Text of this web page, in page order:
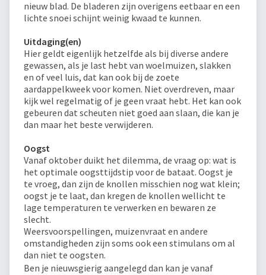
nieuw blad. De bladeren zijn overigens eetbaar en een
lichte snoei schijnt weinig kwaad te kunnen.
Uitdaging(en)
Hier geldt eigenlijk hetzelfde als bij diverse andere
gewassen, als je last hebt van woelmuizen, slakken
en of veel luis, dat kan ook bij de zoete
aardappelkweek voor komen. Niet overdreven, maar
kijk wel regelmatig of je geen vraat hebt. Het kan ook
gebeuren dat scheuten niet goed aan slaan, die kan je
dan maar het beste verwijderen.
Oogst
Vanaf oktober duikt het dilemma, de vraag op: wat is
het optimale oogsttijdstip voor de bataat. Oogst je
te vroeg, dan zijn de knollen misschien nog wat klein;
oogst je te laat, dan kregen de knollen wellicht te
lage temperaturen te verwerken en bewaren ze
slecht.
Weersvoorspellingen, muizenvraat en andere
omstandigheden zijn soms ook een stimulans om al
dan niet te oogsten.
Ben je nieuwsgierig aangelegd dan kan je vanaf